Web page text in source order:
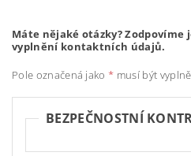
Máte nějaké otázky? Zodpovíme
vyplnění kontaktních údajů.
Pole označená jako * musí být
BEZPEČNOSTNÍ